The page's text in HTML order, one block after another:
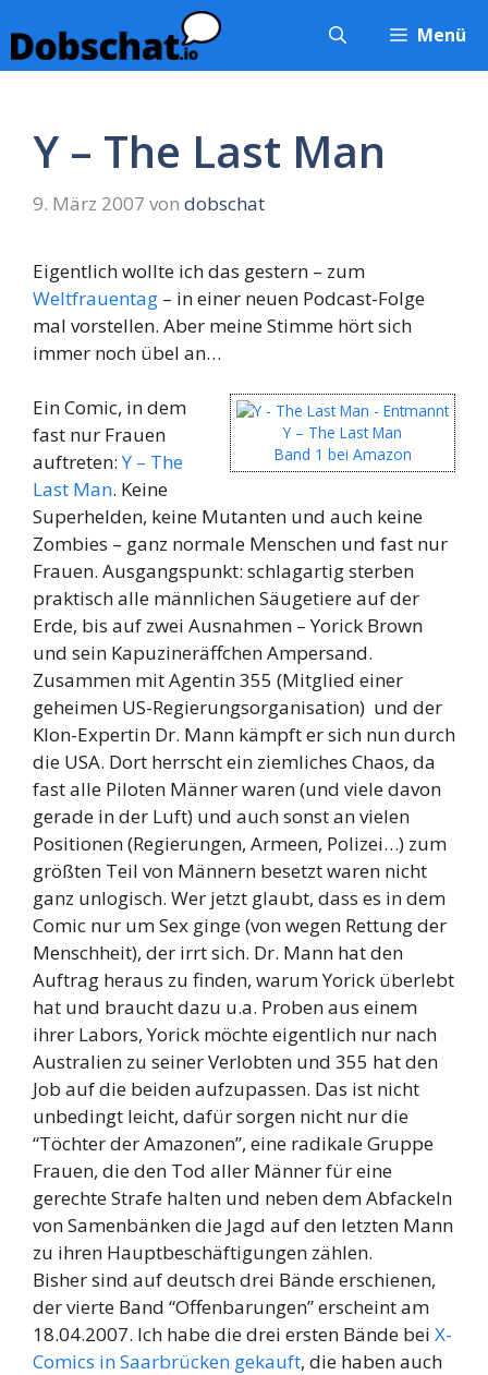
Inhalt
springen
Menü
Y – The Last Man
9. März 2007 von dobschat
Eigentlich wollte ich das gestern – zum
Weltfrauentag – in einer neuen Podcast-Folge
mal vorstellen. Aber meine Stimme hört sich
immer noch übel an…
Y – The Last Man
Band 1 bei Amazon
Ein Comic, in dem
fast nur Frauen
auftreten:Y – The
Last Man. Keine
Superhelden, keine Mutanten und auch keine
Zombies – ganz normale Menschen und fast nur
Frauen. Ausgangspunkt: schlagartig sterben
praktisch alle männlichen Säugetiere auf der
Erde, bis auf zwei Ausnahmen – Yorick Brown
und sein Kapuzineräffchen Ampersand.
Zusammen mit Agentin 355 (Mitglied einer
geheimen US-Regierungsorganisation) und der
Klon-Expertin Dr. Mann kämpft er sich nun durch
die USA. Dort herrscht ein ziemliches Chaos, da
fast alle Piloten Männer waren (und viele davon
gerade in der Luft) und auch sonst an vielen
Positionen (Regierungen, Armeen, Polizei…) zum
größten Teil von Männern besetzt waren nicht
ganz unlogisch. Wer jetzt glaubt, dass es in dem
Comic nur um Sex ginge (von wegen Rettung der
Menschheit), der irrt sich. Dr. Mann hat den
Auftrag heraus zu finden, warum Yorick überlebt
hat und braucht dazu u.a. Proben aus einem
ihrer Labors, Yorick möchte eigentlich nur nach
Australien zu seiner Verlobten und 355 hat den
Job auf die beiden aufzupassen. Das ist nicht
unbedingt leicht, dafür sorgen nicht nur die
“Töchter der Amazonen”, eine radikale Gruppe
Frauen, die den Tod aller Männer für eine
gerechte Strafe halten und neben dem Abfackeln
von Samenbänken die Jagd auf den letzten Mann
zu ihren Hauptbeschäftigungen zählen.
Bisher sind auf deutsch drei Bände erschienen,
der vierte Band “Offenbarungen” erscheint am
18.04.2007. Ich habe die drei ersten Bände bei X-
Comics in Saarbrücken gekauft, die haben auch